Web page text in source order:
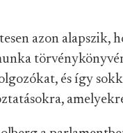
azon alapszik,
és így